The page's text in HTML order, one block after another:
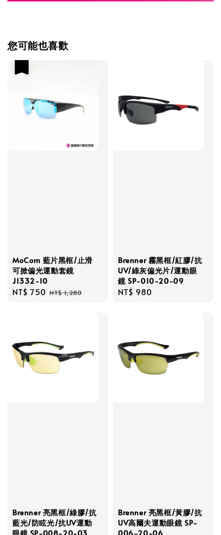
您可能也喜歡
MoCom 藍片黑框/止滑
可掀偏光運動套鏡
J1332-10
Sale
NT$ 750 Regular
NT$ 1,280
Brenner 霧黑框/紅膠/抗
UV/綠灰偏光片/運動眼
鏡 SP-010-20-09
Regular
NT$ 980
Brenner 亮黑框/綠膠/抗
藍光/防眩光/抗UV運動
眼鏡 SP-008-20-03
Brenner 亮黑框/黃膠/抗
UV高爾夫運動眼鏡 SP-
006-20-06